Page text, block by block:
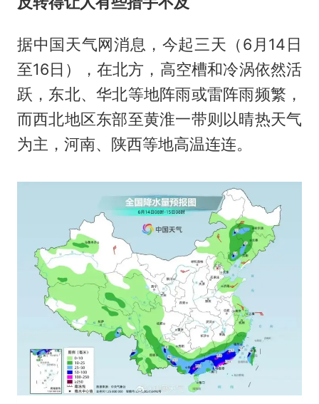
据中国天气网消息，今起三天（6月14日
至16日），在北方，高空槽和冷涡依然活
跃，东北、华北等地阵雨或雷阵雨频繁，
而西北地区东部至黄淮一带则以晴热天气
为主，河南、陕西等地高温连连。